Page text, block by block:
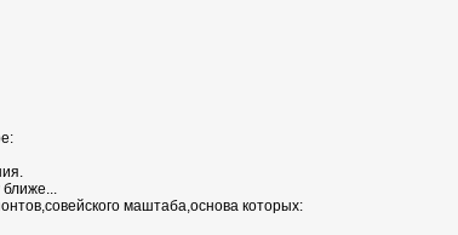
ближе...
маштаба,основа которых: